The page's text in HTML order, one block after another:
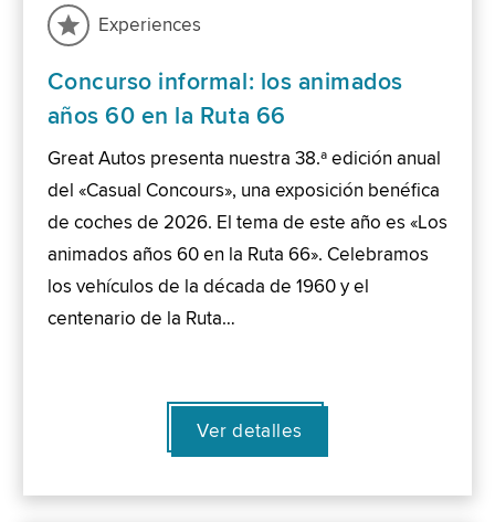
Experiences
Concurso informal: los animados
años 60 en la Ruta 66
Great Autos presenta nuestra 38.ª edición anual
del «Casual Concours», una exposición benéfica
de coches de 2026. El tema de este año es «Los
animados años 60 en la Ruta 66». Celebramos
los vehículos de la década de 1960 y el
centenario de la Ruta…
Ver detalles